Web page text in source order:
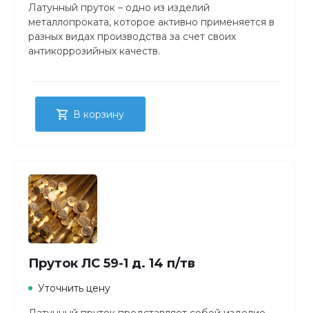
Латунный пруток – одно из изделий
металлопроката, которое активно применяется в
разных видах производства за счет своих
антикоррозийных качеств.
В корзину
Пруток ЛС 59-1 д. 14 п/тв
Уточнить цену